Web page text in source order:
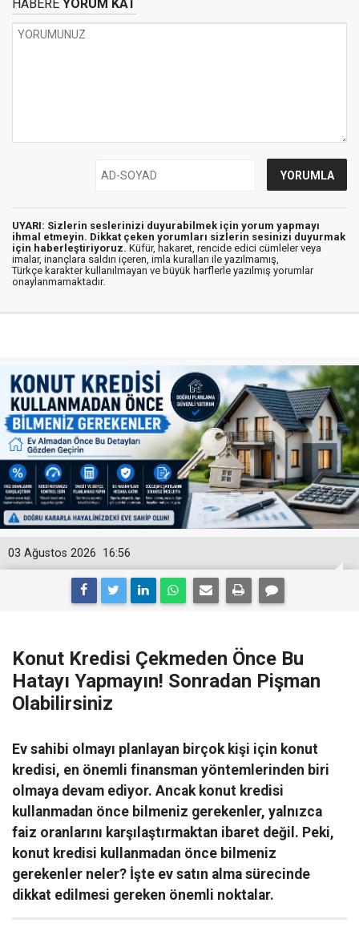
HABERE YORUM KAT
UYARI: Sizlerin seslerinizi duyurabilmek için yorum yapmayı
ihmal etmeyin. Dikkat çeken yorumları sizlerin sesinizi duyurmak
için haberleştiriyoruz. Küfür, hakaret, rencide edici cümleler veya
imalar, inançlara saldırı içeren, imla kuralları ile yazılmamış,
Türkçe karakter kullanılmayan ve büyük harflerle yazılmış yorumlar
onaylanmamaktadır.
16:56
03 Ağustos 2026
Konut Kredisi Çekmeden Önce Bu
Hatayı Yapmayın! Sonradan Pişman
Olabilirsiniz
Ev sahibi olmayı planlayan birçok kişi için konut
kredisi, en önemli finansman yöntemlerinden biri
olmaya devam ediyor. Ancak konut kredisi
kullanmadan önce bilmeniz gerekenler, yalnızca
faiz oranlarını karşılaştırmaktan ibaret değil. Peki,
konut kredisi kullanmadan önce bilmeniz
gerekenler neler? İşte ev satın alma sürecinde
dikkat edilmesi gereken önemli noktalar.